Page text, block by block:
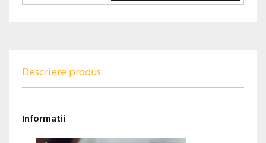
Descriere produs
Informatii